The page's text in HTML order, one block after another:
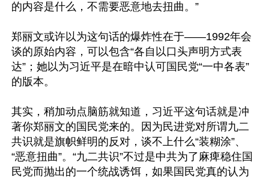
的内容是什么，不需要恶意地去扭曲。”
郑丽文或许以为这句话的爆炸性在于——1992年会
谈的原始内容，可以包含“各自以口头声明方式表
达”；她以为习近平是在暗中认可国民党“一中各表”
的版本。
其实，稍加动点脑筋就知道，习近平这句话就是冲
著你郑丽文的国民党来的。因为民进党对所谓九二
共识就是旗帜鲜明的反对，谈不上什么“装糊涂”、
“恶意扭曲”。“九二共识”不过是中共为了麻痺稳住国
民党而抛出的一个统战诱饵，如果国民党真的认为